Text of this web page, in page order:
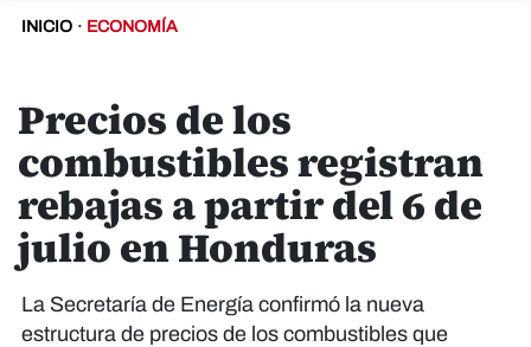
INICIO · ECONOMÍA
Precios de los
combustibles registran
rebajas a partir del 6 de
julio en Honduras
La Secretaría de Energía confirmó la nueva
estructura de precios de los combustibles que